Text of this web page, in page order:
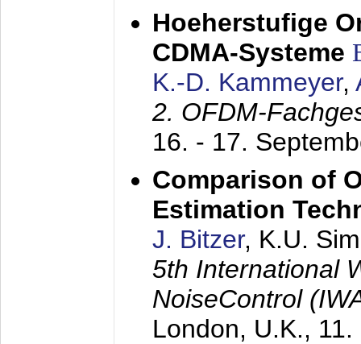
Hoeherstufige
CDMA-Systeme
K.-D. Kammeyer,
2. OFDM-
16. - 17.
Comparison of
Estimation
J. Bitzer, K.U.
5th International
NoiseControl
London, U.K.,